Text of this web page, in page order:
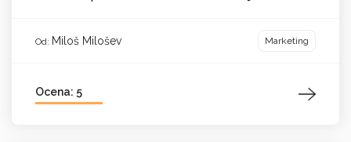
Od: Miloš Milošev Marketing
Ocena: 5